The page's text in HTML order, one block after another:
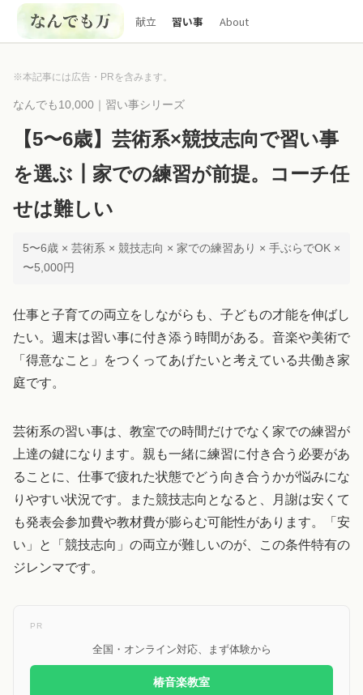
献立 習い事 About
※本記事には広告・PRを含みます。
なんでも10,000｜習い事シリーズ
【5〜6歳】芸術系×競技志向で習い事
を選ぶ┃家での練習が前提。コーチ任
せは難しい
5〜6歳 × 芸術系 × 競技志向 × 家での練習あり × 手ぶらでOK ×
〜5,000円
仕事と子育ての両立をしながらも、子どもの才能を伸ばし
たい。週末は習い事に付き添う時間がある。音楽や美術で
「得意なこと」をつくってあげたいと考えている共働き家
庭です。
芸術系の習い事は、教室での時間だけでなく家での練習が
上達の鍵になります。親も一緒に練習に付き合う必要があ
ることに、仕事で疲れた状態でどう向き合うかが悩みにな
りやすい状況です。また競技志向となると、月謝は安くて
も発表会参加費や教材費が膨らむ可能性があります。「安
い」と「競技志向」の両立が難しいのが、この条件特有の
ジレンマです。
PR
全国・オンライン対応、まず体験から
椿音楽教室